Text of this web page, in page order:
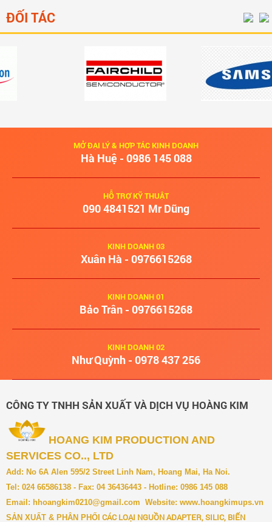
ĐỐI TÁC
MỞ ĐẠI LÝ & HỢP TÁC KINH DOANH
Hà Huệ - 0986 145 088
HỖ TRỢ KỸ THUẬT
‭090 4841521‬ Mr Dũng
KINH DOANH 03
Xuân Hà - 0976615268
KINH DOANH 01
Bảo Trân - 0976615268
KINH DOANH 02
Như Quỳnh - 0978 437 256
CÔNG TY TNHH SẢN XUẤT VÀ DỊCH VỤ HOÀNG KIM
HOANG KIM PRODUCTION AND
SERVICES CO.., LTD
Add: No 6A Alen 595/2 Street Linh Nam, Hoang Mai, Ha Noi.
Tel: 024 66586138 - Fax: 04 36436443 - Hotline: 0986 145 088
Email: hhoangkim0210@gmail.com Website: www.hoangkimups.vn
SẢN XUẤT & PHÂN PHỐI CÁC LOẠI NGUỒN ADAPTER, SILIC, BIẾN